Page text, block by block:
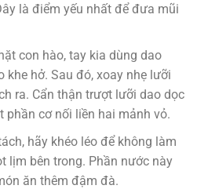
là điểm yếu nhất để đưa mũi
con hào, tay kia dùng dao
khe hở. Sau đó, xoay nhẹ lưỡi
ra. Cẩn thận trượt lưỡi dao dọc
phần cơ nối liền hai mảnh vỏ.
hãy khéo léo để không làm
lịm bên trong. Phần nước này
ăn thêm đậm đà.